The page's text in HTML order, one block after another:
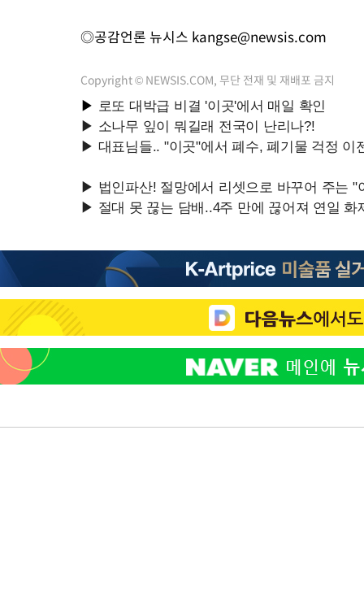
◎공감언론 뉴시스 kangse@newsis.com
Copyright © NEWSIS.COM, 무단 전재 및 재배포 금지